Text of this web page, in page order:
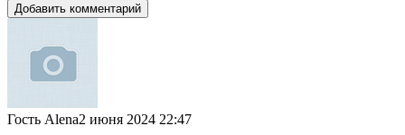
Добавить комментарий
Гость Alena2 июня 2024 22:47